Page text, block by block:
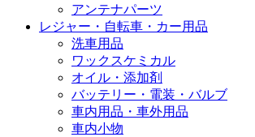
アンテナパーツ
レジャー・自転車・カー用品
洗車用品
ワックスケミカル
オイル・添加剤
バッテリー・電装・バルブ
車内用品・車外用品
車内小物